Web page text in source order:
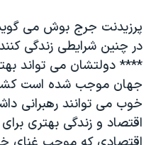
پرزیدنت جرج بوش می گوید
در چنین شرایطی زندگی
**** دولتشان می تواند
جهان موجب شده است
خوب می توانند رهبرانی
اقتصاد و زندگی بهتری